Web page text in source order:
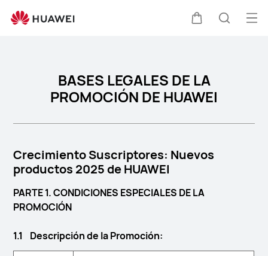
BASES LEGALES DE LA
PROMOCIÓN DE HUAWEI
Crecimiento Suscriptores: Nuevos
productos 2025 de HUAWEI
PARTE 1. CONDICIONES ESPECIALES DE LA
PROMOCIÓN
1.1 Descripción de la Promoción: